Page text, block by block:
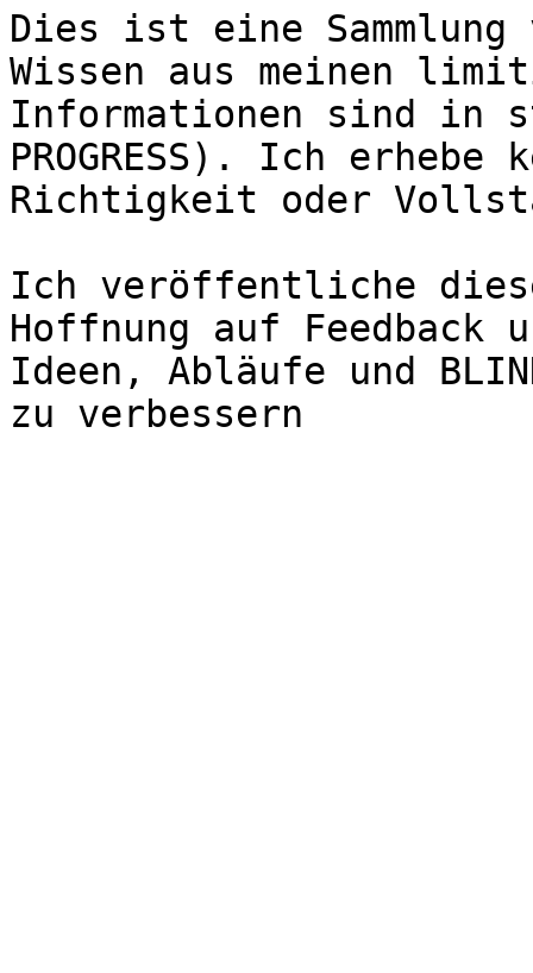
Dies ist eine
Wissen aus meinen
Informationen sind in
PROGRESS). Ich
Richtigkeit oder
Ich veröffentliche
Hoffnung auf Feedback
Ideen, Abläufe und